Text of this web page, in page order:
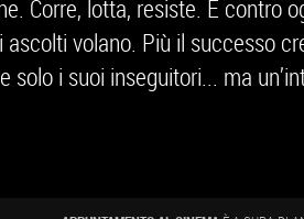
Corre, lotta, resiste. E contro
volano. Più il successo
solo i suoi inseguitori... ma